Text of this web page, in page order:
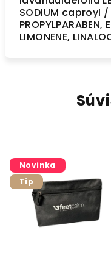
SODIUM caproyl /
PROPYLPARABEN,
LIMONENE,
Novinka
Tip